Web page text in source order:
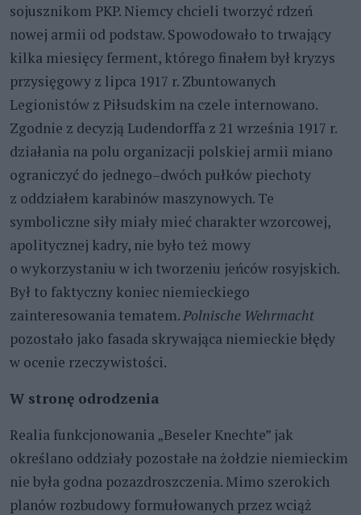
sojusznikom PKP. Niemcy chcieli tworzyć rdzeń
nowej armii od podstaw. Spowodowało to trwający
kilka miesięcy ferment, którego finałem był kryzys
przysięgowy z lipca 1917 r. Zbuntowanych
Legionistów z Piłsudskim na czele internowano.
Zgodnie z decyzją Ludendorffa z 21 września 1917 r.
działania na polu organizacji polskiej armii miano
ograniczyć do jednego–dwóch pułków piechoty
z oddziałem karabinów maszynowych. Te
symboliczne siły miały mieć charakter wzorcowej,
apolitycznej kadry, nie było też mowy
o wykorzystaniu w ich tworzeniu jeńców rosyjskich.
Był to faktyczny koniec niemieckiego
zainteresowania tematem.Polnische Wehrmacht
pozostało jako fasada skrywająca niemieckie błędy
w ocenie rzeczywistości.
W stronę odrodzenia
Realia funkcjonowania „Beseler Knechte” jak
określano oddziały pozostałe na żołdzie niemieckim
nie była godna pozazdroszczenia. Mimo szerokich
planów rozbudowy formułowanych przez wciąż